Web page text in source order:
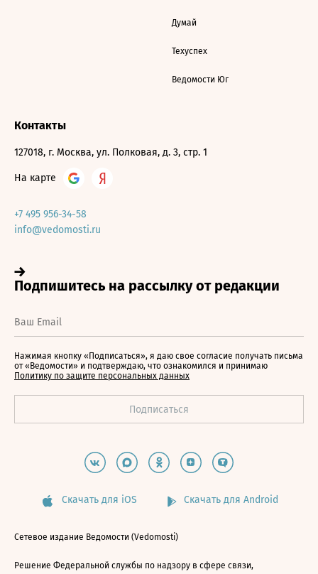
Думай
Техуспех
Ведомости Юг
Контакты
127018, г. Москва, ул. Полковая, д. 3, стр. 1
На карте
+7 495 956-34-58
info@vedomosti.ru
Нажимая кнопку «Подписаться», я даю свое согласие получать письма
от «Ведомости» и подтверждаю, что ознакомился и принимаю
Политику по защите персональных данных
Скачать для iOS Скачать для Android
Сетевое издание Ведомости (Vedomosti)
Решение Федеральной службы по надзору в сфере связи,